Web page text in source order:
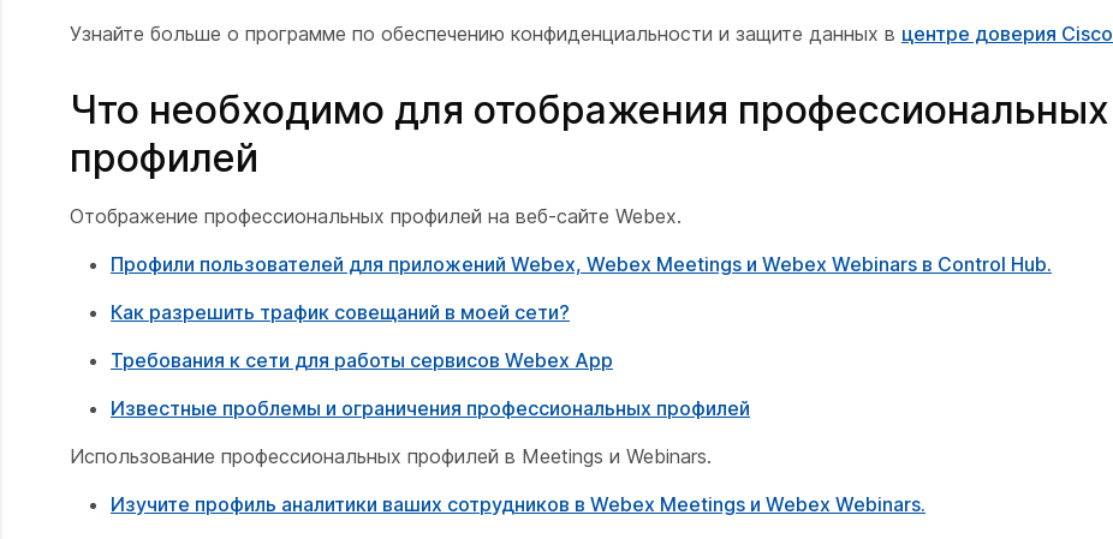
Узнайте больше о программе по обеспечению конфиденциальности и защите данных в центре доверия Cisco
Что необходимо для отображения профессиональных
профилей
Отображение профессиональных профилей на веб-сайте Webex.
Профили пользователей для приложений Webex, Webex Meetings и Webex Webinars в Control Hub.
Как разрешить трафик совещаний в моей сети?
Требования к сети для работы сервисов Webex App
Известные проблемы и ограничения профессиональных профилей
Использование профессиональных профилей в Meetings и Webinars.
Изучите профиль аналитики ваших сотрудников в Webex Meetings и Webex Webinars.